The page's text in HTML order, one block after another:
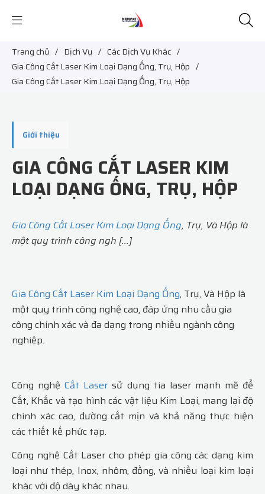
Trang chủ / Dịch Vụ / Các Dịch Vụ Khác /
Gia Công Cắt Laser Kim Loại Dạng Ống, Trụ, Hộp /
Gia Công Cắt Laser Kim Loại Dạng Ống, Trụ, Hộp
Giới thiệu
GIA CÔNG CẮT LASER KIM
LOẠI DẠNG ỐNG, TRỤ, HỘP
Gia Công Cắt Laser Kim Loại Dạng Ống, Trụ, Và Hộp là
một quy trình công ngh [...]
Gia Công Cắt Laser Kim Loại Dạng Ống, Trụ, Và Hộp là
một quy trình công nghệ cao, đáp ứng nhu cầu gia
công chính xác và đa dạng trong nhiều ngành công
nghiệp.
Công nghệCắt Laser sử dụng tia laser mạnh mẽ để
Cắt, Khắc và tạo hình các vật liệu Kim Loại, mang lại độ
chính xác cao, đường cắt mịn và khả năng thực hiện
các thiết kế phức tạp.
Công nghệ Cắt Laser cho phép gia công các dạng kim
loại như thép, Inox, nhôm, đồng, và nhiều loại kim loại
khác với độ dày khác nhau.